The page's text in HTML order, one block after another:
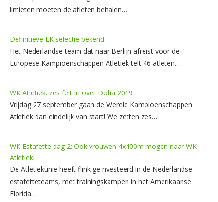
limieten moeten de atleten behalen…
Definitieve EK selectie bekend
Het Nederlandse team dat naar Berlijn afreist voor de
Europese Kampioenschappen Atletiek telt 46 atleten.…
WK Atletiek: zes feiten over Doha 2019
Vrijdag 27 september gaan de Wereld Kampioenschappen
Atletiek dan eindelijk van start! We zetten zes…
WK Estafette dag 2: Ook vrouwen 4x400m mogen naar WK
Atletiek!
De Atletiekunie heeft flink geïnvesteerd in de Nederlandse
estafetteteams, met trainingskampen in het Amerikaanse
Florida…